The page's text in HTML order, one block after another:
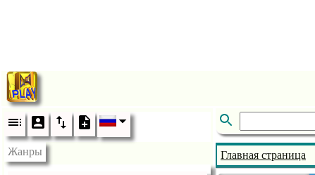
Жанры Главная страница